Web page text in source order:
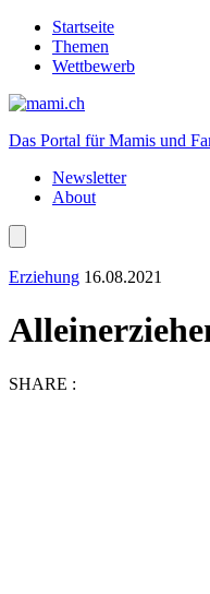
Startseite
Themen
Wettbewerb
Das Portal für Mamis und
Newsletter
About
Erziehung 16.08.2021
SHARE :